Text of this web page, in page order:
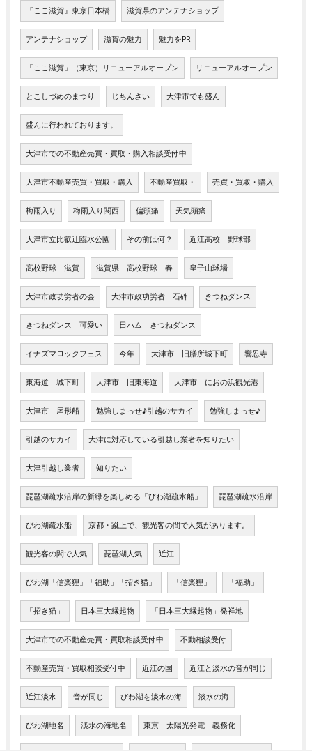
『ここ滋賀』東京日本橋 滋賀県のアンテナショップ
アンテナショップ 滋賀の魅力 魅力をPR
「ここ滋賀」（東京）リニューアルオープン リニューアルオープン
とこしづめのまつり じちんさい 大津市でも盛ん
盛んに行われております。
大津市での不動産売買・買取・購入相談受付中
大津市不動産売買・買取・購入 不動産買取・ 売買・買取・購入
梅雨入り 梅雨入り関西 偏頭痛 天気頭痛
大津市立比叡辻臨水公園 その前は何？ 近江高校 野球部
高校野球 滋賀 滋賀県 高校野球 春 皇子山球場
大津市政功労者の会 大津市政功労者 石碑 きつねダンス
きつねダンス 可愛い 日ハム きつねダンス
イナズマロックフェス 今年 大津市 旧膳所城下町 響忍寺
東海道 城下町 大津市 旧東海道 大津市 におの浜観光港
大津市 屋形船 勉強しまっせ♪引越のサカイ 勉強しまっせ♪
引越のサカイ 大津に対応している引越し業者を知りたい
大津引越し業者 知りたい
琵琶湖疏水沿岸の新緑を楽しめる「びわ湖疏水船」 琵琶湖疏水沿岸
びわ湖疏水船 京都・蹴上で、観光客の間で人気があります。
観光客の間で人気 琵琶湖人気 近江
びわ湖「信楽狸」「福助」「招き猫」 「信楽狸」 「福助」
「招き猫」 日本三大縁起物 「日本三大縁起物」発祥地
大津市での不動産売買・買取相談受付中 不動相談受付
不動産売買・買取相談受付中 近江の国 近江と淡水の音が同じ
近江淡水 音が同じ びわ湖を淡水の海 淡水の海
びわ湖地名 淡水の海地名 東京 太陽光発電 義務化